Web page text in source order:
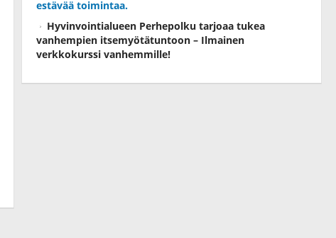
estävää toimintaa.
Hyvinvointialueen Perhepolku tarjoaa tukea
vanhempien itsemyötätuntoon – Ilmainen
verkkokurssi vanhemmille!